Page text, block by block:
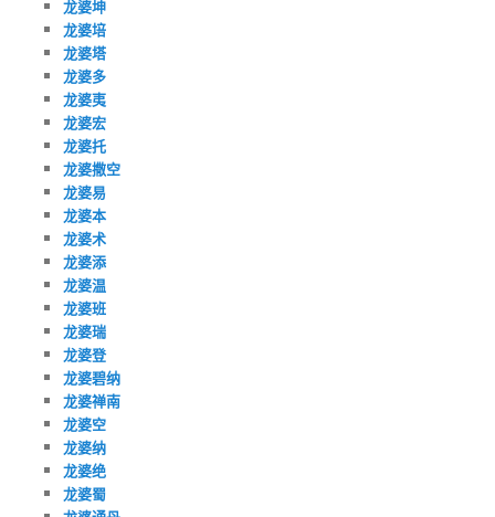
龙婆坤
龙婆培
龙婆塔
龙婆多
龙婆夷
龙婆宏
龙婆托
龙婆撒空
龙婆易
龙婆本
龙婆术
龙婆添
龙婆温
龙婆班
龙婆瑞
龙婆登
龙婆碧纳
龙婆禅南
龙婆空
龙婆纳
龙婆绝
龙婆蜀